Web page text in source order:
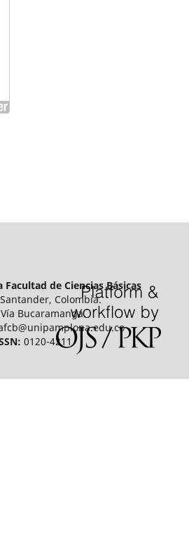
Facultad de Ciencias Básicas
Colombia.
Bucaramanga.
0120-4211